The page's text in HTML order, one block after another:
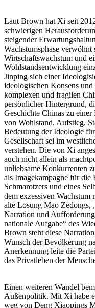
Laut Brown hat Xi seit
schwierigen
steigender
Wachstumsphase verwöhnt
Wirtschaftswachstum und
Wohlstandsentwicklung
Jinping sich einer
ideologischen Konsens und
komplexen und fragilen
persönlicher Hintergrund,
Geschichte Chinas zu einer
von Wohlstand, Aufstieg,
Bedeutung der Ideologie
Gesellschaft sei im
verstehen. Die von Xi
auch nicht allein als
unliebsame Konkurrenten
als Imagekampagne für
Schmarotzers und eines
dem exzessiven
alte Losung Mao Zedongs,
Narration und
nationale Aufgabe“ des
Brown steht diese
Wunsch der Bevölkerung
Anerkennung leite die
das Privatleben der
Einen weiteren Wandel
Außenpolitik. Mit Xi habe
weg von Deng Xiaopings